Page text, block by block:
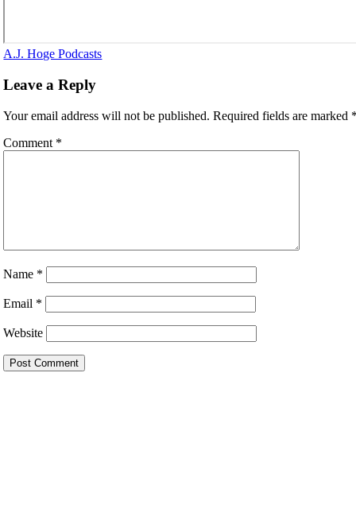
A.J. Hoge Podcasts
Leave a Reply
Your email address will not be published. Required fields are marked
Comment *
Name *
Email *
Website